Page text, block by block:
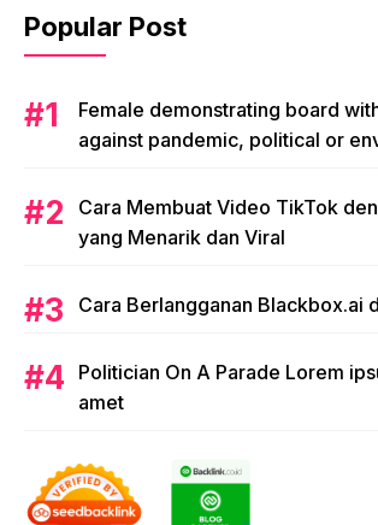
Popular Post
Female demonstrating board
against pandemic, political or
Cara Membuat Video TikTok
yang Menarik dan Viral
Cara Berlangganan Blackbox.ai
Politician On A Parade Lorem
amet